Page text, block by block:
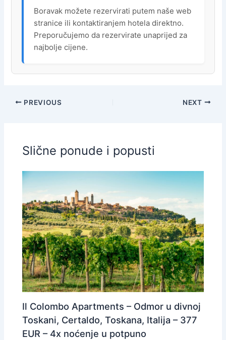
Boravak možete rezervirati putem naše web
stranice ili kontaktiranjem hotela direktno.
Preporučujemo da rezervirate unaprijed za
najbolje cijene.
PREVIOUS NEXT
Slične ponude i popusti
Il Colombo Apartments – Odmor u divnoj
Toskani, Certaldo, Toskana, Italija – 377
EUR – 4x noćenje u potpuno